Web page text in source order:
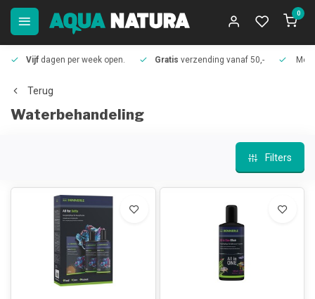
0
Vijf dagen per week open. Gratis verzending vanaf 50,-
Terug
Waterbehandeling
Filters